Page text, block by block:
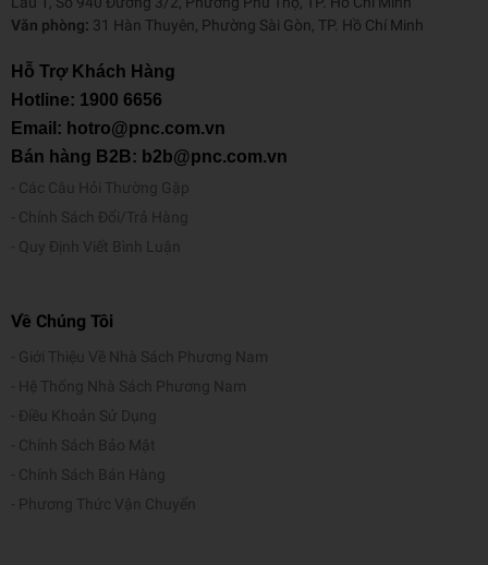
Văn phòng: 31 Hàn Thuyên, Phường Sài Gòn, TP. Hồ Chí Minh
Hỗ Trợ Khách Hàng
Hotline: 1900 6656
Email: hotro@pnc.com.vn
Bán hàng B2B: b2b@pnc.com.vn
Các Câu Hỏi Thường Gặp
Chính Sách Đổi/Trả Hàng
Quy Định Viết Bình Luận
Về Chúng Tôi
Giới Thiệu Về Nhà Sách Phương Nam
Hệ Thống Nhà Sách Phương Nam
Điều Khoản Sử Dụng
Chính Sách Bảo Mật
Chính Sách Bán Hàng
Phương Thức Vận Chuyển